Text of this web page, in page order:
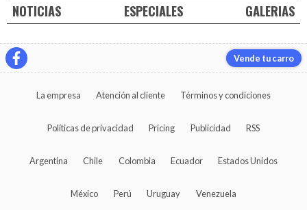
NOTICIAS ESPECIALES GALERIAS
Vende tu carro
La empresa Atención al cliente Términos y condiciones
Políticas de privacidad Pricing Publicidad RSS
Argentina Chile Colombia Ecuador Estados Unidos
México Perú Uruguay Venezuela